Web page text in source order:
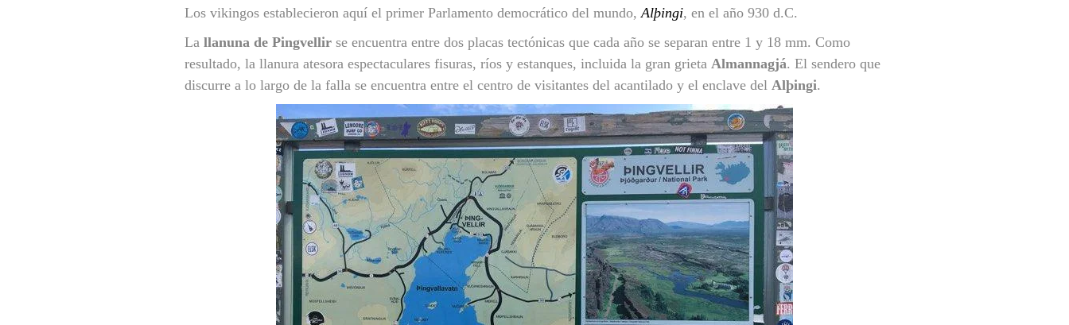
Los vikingos establecieron aquí el primer Parlamento democrático del mundo,Alþingi, en el año 930 d.C.
La llanuna de Pingvellir se encuentra entre dos placas tectónicas que cada año se separan entre 1 y 18 mm. Como
resultado, la llanura atesora espectaculares fisuras, ríos y estanques, incluida la gran grieta Almannagjá. El sendero que
discurre a lo largo de la falla se encuentra entre el centro de visitantes del acantilado y el enclave del Alþingi.